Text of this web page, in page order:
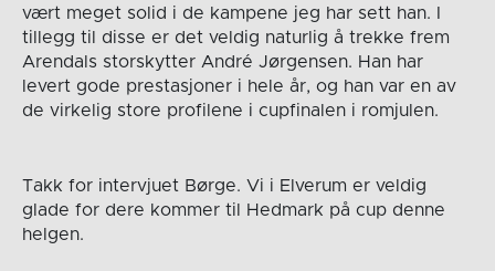
vært meget solid i de kampene jeg har sett han. I
tillegg til disse er det veldig naturlig å trekke frem
Arendals storskytter André Jørgensen. Han har
levert gode prestasjoner i hele år, og han var en av
de virkelig store profilene i cupfinalen i romjulen.
Takk for intervjuet Børge. Vi i Elverum er veldig
glade for dere kommer til Hedmark på cup denne
helgen.